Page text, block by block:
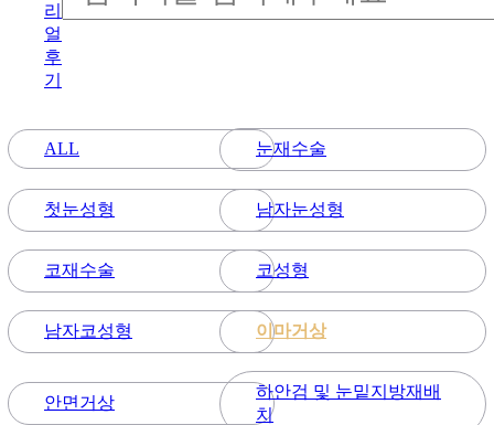
리
얼
후
기
ALL 눈재수술
첫눈성형 남자눈성형
코재수술 코성형
남자코성형 이마거상
안면거상
하안검 및 눈밑지방재배
치